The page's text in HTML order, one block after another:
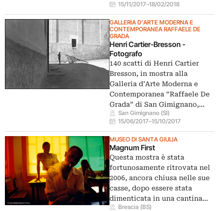
15/11/2017–18/02/2018
GALLERIA D'ARTE MODERNA E
CONTEMPORANEA RAFFAELE DE
GRADA
Henri Cartier-Bresson -
Fotografo
140 scatti di Henri Cartier
Bresson, in mostra alla
Galleria d’Arte Moderna e
Contemporanea “Raffaele De
Grada” di San Gimignano,…
San Gimignano (SI)
15/06/2017–15/10/2017
MUSEO DI SANTA GIULIA
Magnum First
Questa mostra è stata
fortunosamente ritrovata nel
2006, ancora chiusa nelle sue
casse, dopo essere stata
dimenticata in una cantina…
Brescia (BS)